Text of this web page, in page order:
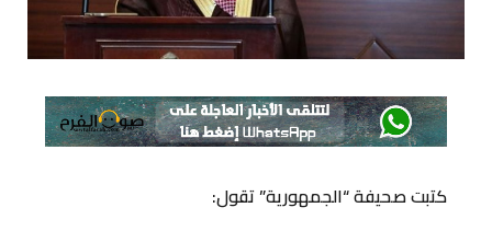
كتبت صحيفة “الجمهورية” تقول: